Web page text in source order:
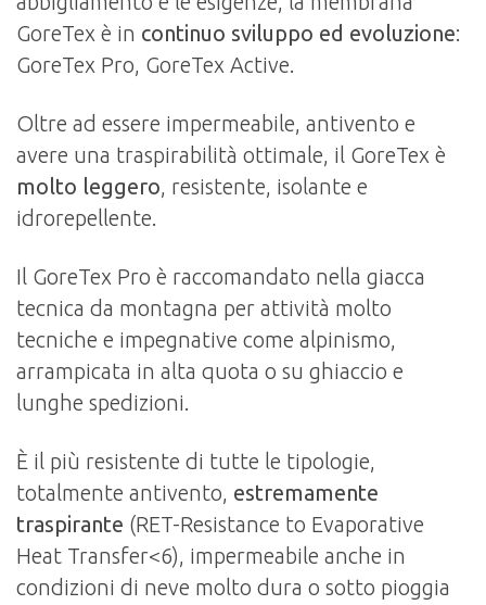
GoreTex è in continuo sviluppo ed evoluzione:
GoreTex Pro, GoreTex Active.
Oltre ad essere impermeabile, antivento e
avere una traspirabilità ottimale, il GoreTex è
molto leggero, resistente, isolante e
idrorepellente.
Il GoreTex Pro è raccomandato nella giacca
tecnica da montagna per attività molto
tecniche e impegnative come alpinismo,
arrampicata in alta quota o su ghiaccio e
lunghe spedizioni.
È il più resistente di tutte le tipologie,
totalmente antivento, estremamente
traspirante (RET-Resistance to Evaporative
Heat Transfer<6), impermeabile anche in
condizioni di neve molto dura o sotto pioggia